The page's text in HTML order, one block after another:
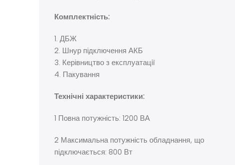
Комплектність:
1. ДБЖ
2. Шнур підключення АКБ
3. Керівництво з експлуатації
4. Пакування
Технічні характеристики:
1 Повна потужність: 1200 ВА
2 Максимальна потужність обладнання, що
підключається: 800 Вт